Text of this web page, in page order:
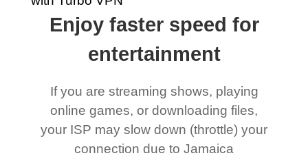
Enjoy faster speed for
entertainment
If you are streaming shows, playing
online games, or downloading files,
your ISP may slow down (throttle) your
connection due to Jamaica